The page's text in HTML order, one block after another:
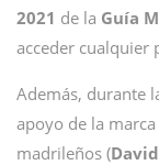
2021 de la Guía
acceder cualquier
Además, durante
apoyo de la
madrileños (